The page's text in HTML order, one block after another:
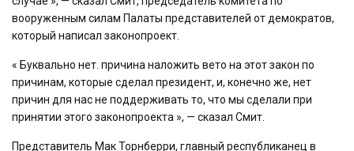
вооруженным силам Палаты представителей от демократов,
который написал законопроект.
« Буквально нет. причина наложить вето на этот закон по
причинам, которые сделал президент, и, конечно же, нет
причин для нас не поддерживать то, что мы сделали при
принятии этого законопроекта », — сказал Смит.
Представитель Мак Торнберри, главный республиканец в